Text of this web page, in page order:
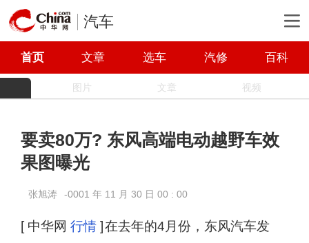
汽车
首页 文章 选车 汽修 百科
图片 文章 视频
要卖80万? 东风高端电动越野车效
果图曝光
张旭涛 -0001 年 11 月 30 日 00 : 00
[ 中华网 行情] 在去年的4月份，东风汽车发